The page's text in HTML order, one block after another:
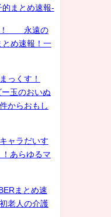
的まとめ速報-
！ 永遠の
め速報！一
っくす！
ー玉のおいぬ
からおもし
ャラだいす
あらゆるマ
まとめ速
老人の介護